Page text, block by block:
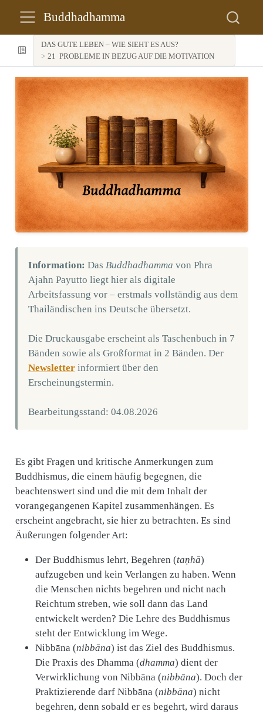
Buddhadhamma
DAS GUTE LEBEN – WIE SIEHT ES AUS?
21 PROBLEME IN BEZUG AUF DIE MOTIVATION
Information: Das Buddhadhamma von Phra
Ajahn Payutto liegt hier als digitale
Arbeitsfassung vor – erstmals vollständig aus dem
Thailändischen ins Deutsche übersetzt.
Die Druckausgabe erscheint als Taschenbuch in 7
Bänden sowie als Großformat in 2 Bänden. Der
Newsletterinformiert über den
Erscheinungstermin.
Bearbeitungsstand: 04.08.2026
Es gibt Fragen und kritische Anmerkungen zum
Buddhismus, die einem häufig begegnen, die
beachtenswert sind und die mit dem Inhalt der
vorangegangenen Kapitel zusammenhängen. Es
erscheint angebracht, sie hier zu betrachten. Es sind
Äußerungen folgender Art:
Der Buddhismus lehrt, Begehren (taṇhā)
aufzugeben und kein Verlangen zu haben. Wenn
die Menschen nichts begehren und nicht nach
Reichtum streben, wie soll dann das Land
entwickelt werden? Die Lehre des Buddhismus
steht der Entwicklung im Wege.
Nibbāna (nibbāna) ist das Ziel des Buddhismus.
Die Praxis des Dhamma (dhamma) dient der
Verwirklichung von Nibbāna (nibbāna). Doch der
Praktizierende darf Nibbāna (nibbāna) nicht
begehren, denn sobald er es begehrt, wird daraus